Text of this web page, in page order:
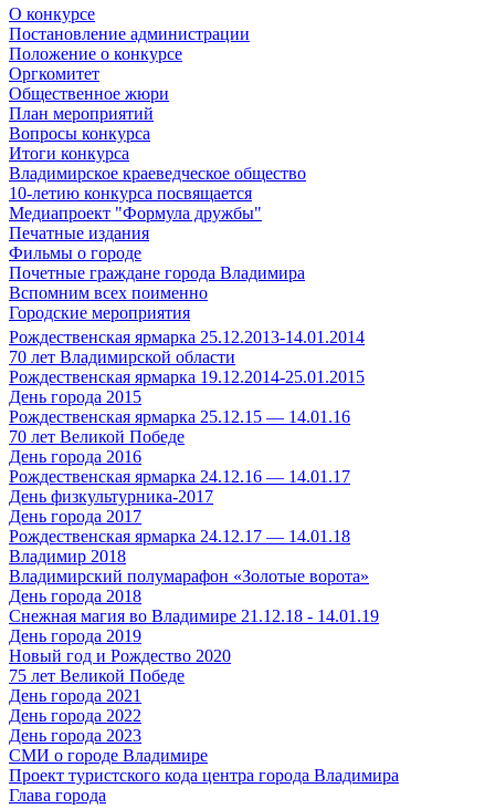
О конкурсе
Постановление администрации
Положение о конкурсе
Оргкомитет
Общественное жюри
План мероприятий
Вопросы конкурса
Итоги конкурса
Владимирское краеведческое общество
10-летию конкурса посвящается
Медиапроект "Формула дружбы"
Печатные издания
Фильмы о городе
Почетные граждане города Владимира
Вспомним всех поименно
Городские мероприятия
Рождественская ярмарка 25.12.2013-14.01.2014
70 лет Владимирской области
Рождественская ярмарка 19.12.2014-25.01.2015
День города 2015
Рождественская ярмарка 25.12.15 — 14.01.16
70 лет Великой Победе
День города 2016
Рождественская ярмарка 24.12.16 — 14.01.17
День физкультурника-2017
День города 2017
Рождественская ярмарка 24.12.17 — 14.01.18
Владимир 2018
Владимирский полумарафон «Золотые ворота»
День города 2018
Снежная магия во Владимире 21.12.18 - 14.01.19
День города 2019
Новый год и Рождество 2020
75 лет Великой Победе
День города 2021
День города 2022
День города 2023
СМИ о городе Владимире
Проект туристского кода центра города Владимира
Глава города